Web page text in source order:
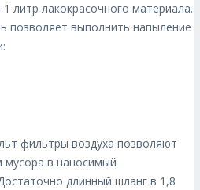
литр лакокрасочного материала.
позволяет выполнить напыление
фильтры воздуха позволяют
мусора в наносимый
длинный шланг в 1,8